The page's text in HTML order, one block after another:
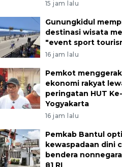
15 jam lalu
Gunungkidul
destinasi wisata
"event sport
16 jam lalu
Pemkot
ekonomi rakyat
peringatan HUT
Yogyakarta
16 jam lalu
Pemkab Bantul
kewaspadaan dini
bendera
81 RI